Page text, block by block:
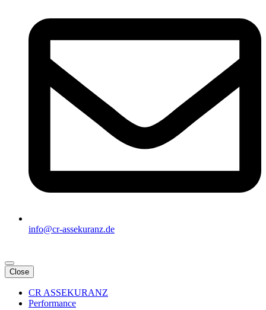
info@cr-assekuranz.de
Close
CR ASSEKURANZ
Performance